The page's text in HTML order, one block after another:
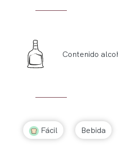
Contenido
Fácil Bebida